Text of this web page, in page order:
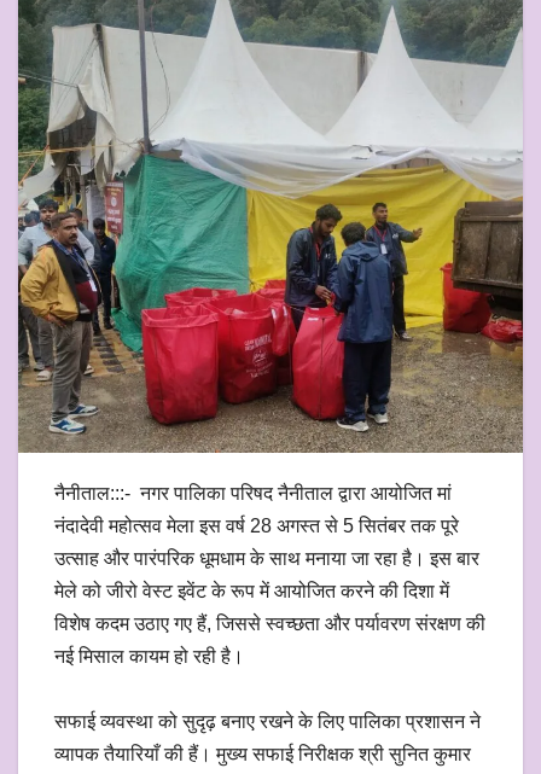
नैनीताल:::- नगर पालिका परिषद नैनीताल द्वारा आयोजित मां
नंदादेवी महोत्सव मेला इस वर्ष 28 अगस्त से 5 सितंबर तक पूरे
उत्साह और पारंपरिक धूमधाम के साथ मनाया जा रहा है। इस बार
मेले को जीरो वेस्ट इवेंट के रूप में आयोजित करने की दिशा में
विशेष कदम उठाए गए हैं, जिससे स्वच्छता और पर्यावरण संरक्षण की
नई मिसाल कायम हो रही है।
सफाई व्यवस्था को सुदृढ़ बनाए रखने के लिए पालिका प्रशासन ने
व्यापक तैयारियाँ की हैं। मुख्य सफाई निरीक्षक श्री सुनित कुमार